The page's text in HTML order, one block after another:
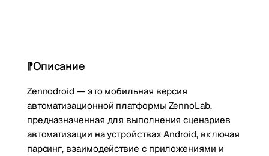
Описание
Zennodroid — это мобильная версия
автоматизационной платформы ZennoLab,
предназначенная для выполнения сценариев
автоматизации на устройствах Android, включая
парсинг, взаимодействие с приложениями и